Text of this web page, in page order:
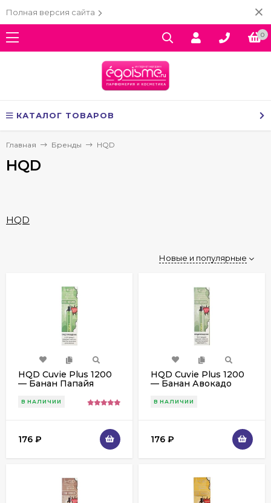
Полная версия сайта
0
КАТАЛОГ ТОВАРОВ
Главная Бренды HQD
HQD
HQD
Новые и популярные
HQD Cuvie Plus 1200
— Банан Папайя
В НАЛИЧИИ
176 ₽
HQD Cuvie Plus 1200
— Банан Авокадо
В НАЛИЧИИ
176 ₽